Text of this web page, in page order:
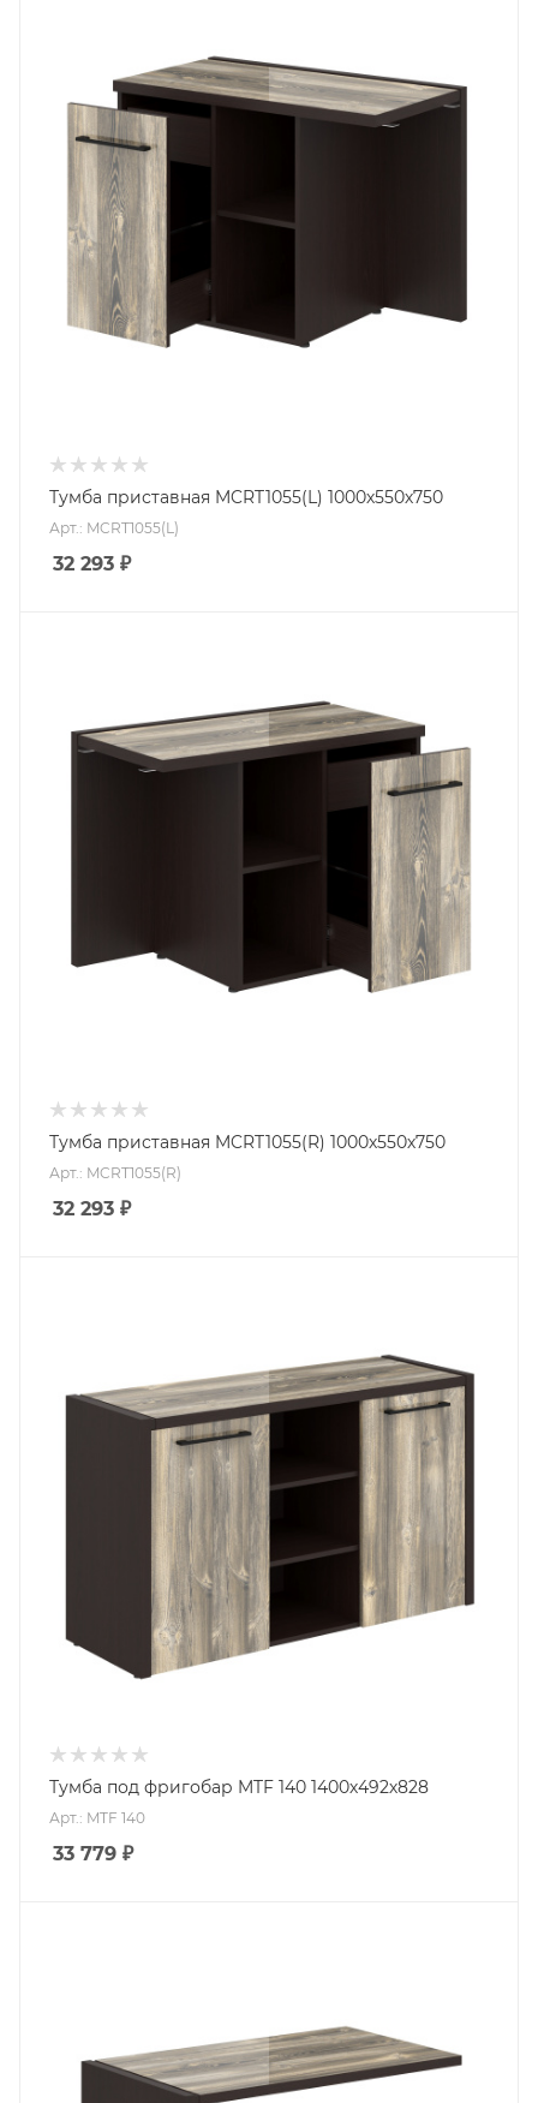
Тумба приставная MCRT1055(L) 1000х550х750
Арт.: MCRT1055(L)
32 293 ₽
Тумба приставная MCRT1055(R) 1000х550х750
Арт.: MCRT1055(R)
32 293 ₽
Тумба под фригобар MTF 140 1400х492х828
Арт.: MTF 140
33 779 ₽